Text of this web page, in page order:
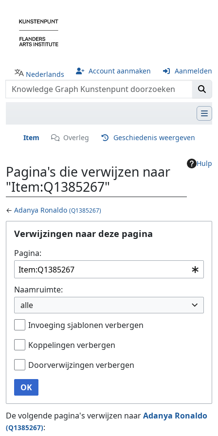
Nederlands Account aanmaken Aanmelden
Item Overleg Geschiedenis weergeven
Hulp
Pagina's die verwijzen naar
"Item:Q1385267"
← Adanya Ronaldo (Q1385267)
Ga naar:navigatie,zoeken
Verwijzingen naar deze pagina
Pagina:
Naamruimte:
alle
Invoeging sjablonen verbergen
Koppelingen verbergen
Doorverwijzingen verbergen
OK
De volgende pagina's verwijzen naarAdanya Ronaldo
(Q1385267):